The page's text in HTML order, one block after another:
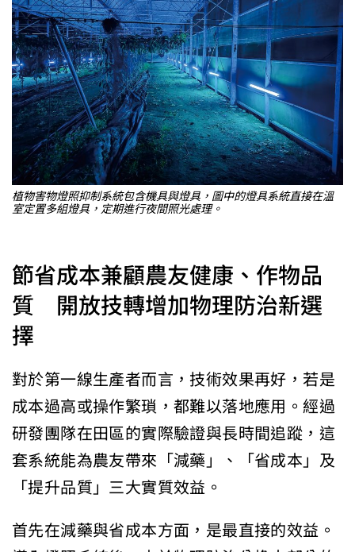
植物害物燈照抑制系統包含機具與燈具，圖中的燈具系統直接在溫
室定置多組燈具，定期進行夜間照光處理。
節省成本兼顧農友健康、作物品
質 開放技轉增加物理防治新選
擇
對於第一線生產者而言，技術效果再好，若是
成本過高或操作繁瑣，都難以落地應用。經過
研發團隊在田區的實際驗證與長時間追蹤，這
套系統能為農友帶來「減藥」、「省成本」及
「提升品質」三大實質效益。
首先在減藥與省成本方面，是最直接的效益。